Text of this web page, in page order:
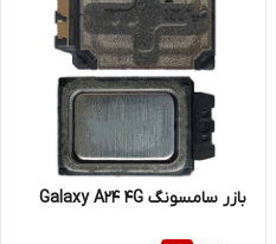
بازر سامسونگ Galaxy A24 4G